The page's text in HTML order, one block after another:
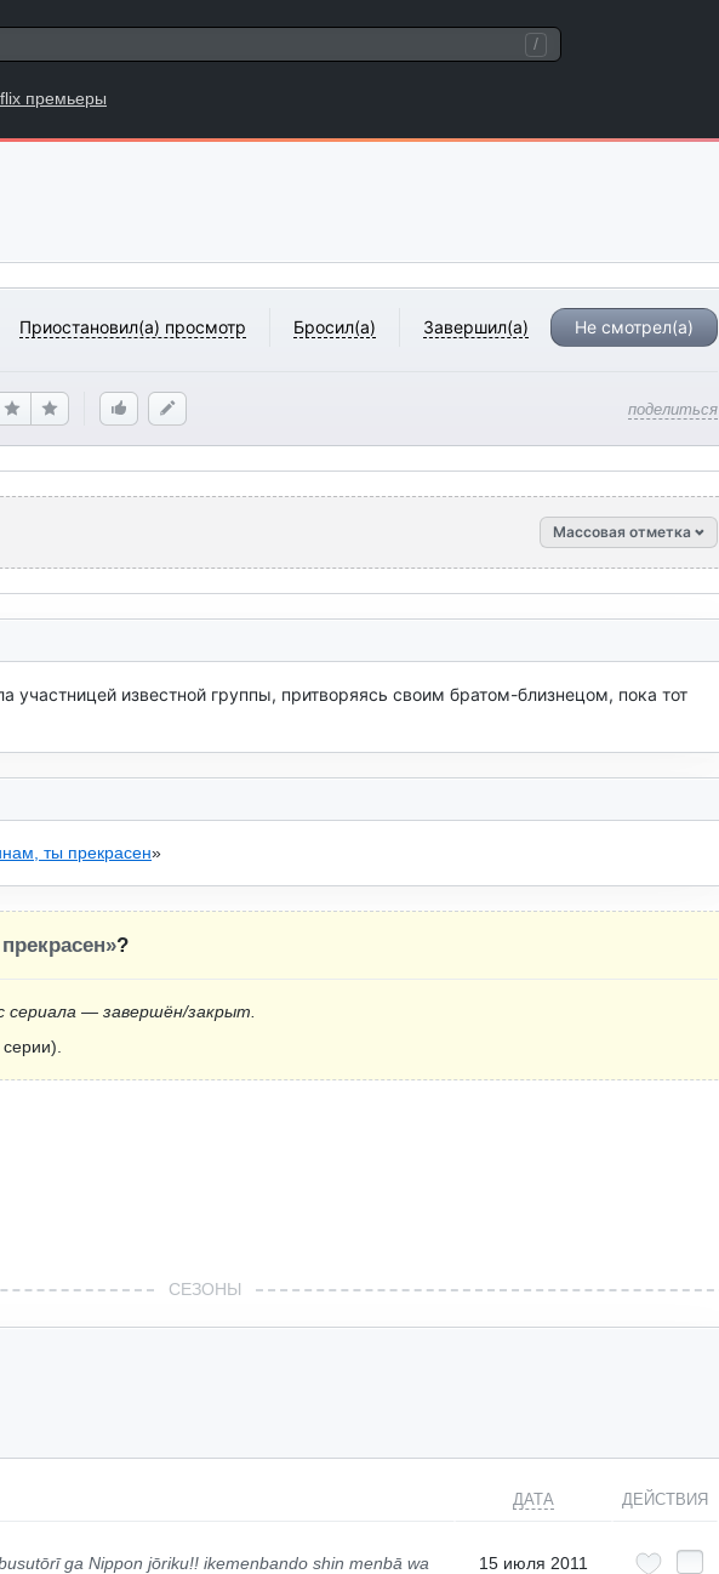
/
премьеры
Приостановил(а) просмотр Бросил(а) Завершил(а) Не смотрел(а)
поделиться
Массовая отметка
участницей известной группы, притворяясь своим братом-близнецом, пока тот
ты прекрасен»
?
— завершён/закрыт.
СЕЗОНЫ
ДАТА ДЕЙСТВИЯ
ga Nippon jōriku!! ikemenbando shin menbā wa
15 июля 2011